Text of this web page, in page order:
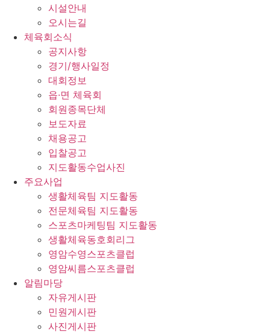
시설안내
오시는길
체육회소식
공지사항
경기/행사일정
대회정보
읍·면 체육회
회원종목단체
보도자료
채용공고
입찰공고
지도활동수업사진
주요사업
생활체육팀 지도활동
전문체육팀 지도활동
스포츠마케팅팀 지도활동
생활체육동호회리그
영암수영스포츠클럽
영암씨름스포츠클럽
알림마당
자유게시판
민원게시판
사진게시판